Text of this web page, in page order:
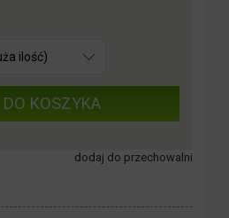
DO KOSZYKA
dodaj do przechowalni